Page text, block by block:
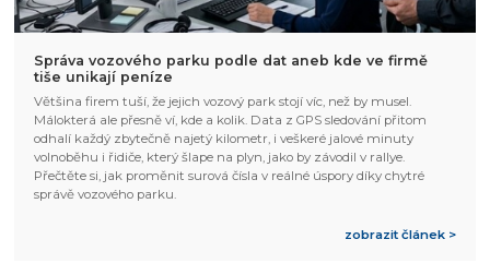
Správa vozového parku podle dat aneb kde ve firmě
tiše unikají peníze
Většina firem tuší, že jejich vozový park stojí víc, než by musel.
Málokterá ale přesně ví, kde a kolik. Data z GPS sledování přitom
odhalí každý zbytečně najetý kilometr, i veškeré jalové minuty
volnoběhu i řidiče, který šlape na plyn, jako by závodil v rallye.
Přečtěte si, jak proměnit surová čísla v reálné úspory díky chytré
správě vozového parku.
zobrazit článek >